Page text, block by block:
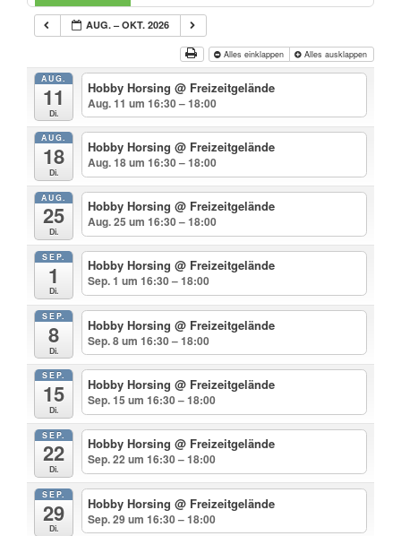
AUG. – OKT. 2026
Alles einklappen Alles ausklappen
AUG.
11
Di.
Hobby Horsing@ Freizeitgelände
Aug. 11 um 16:30 – 18:00
AUG.
18
Di.
Hobby Horsing@ Freizeitgelände
Aug. 18 um 16:30 – 18:00
AUG.
25
Di.
Hobby Horsing@ Freizeitgelände
Aug. 25 um 16:30 – 18:00
SEP.
1
Di.
Hobby Horsing@ Freizeitgelände
Sep. 1 um 16:30 – 18:00
SEP.
8
Di.
Hobby Horsing@ Freizeitgelände
Sep. 8 um 16:30 – 18:00
SEP.
15
Di.
Hobby Horsing@ Freizeitgelände
Sep. 15 um 16:30 – 18:00
SEP.
22
Di.
Hobby Horsing@ Freizeitgelände
Sep. 22 um 16:30 – 18:00
SEP.
29
Di.
Hobby Horsing@ Freizeitgelände
Sep. 29 um 16:30 – 18:00